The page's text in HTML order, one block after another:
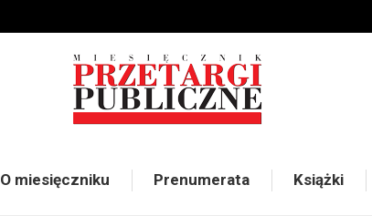
O miesięczniku Prenumerata Książki